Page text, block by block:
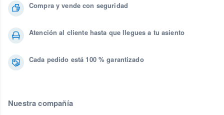
Compra y vende con seguridad
Atención al cliente hasta que llegues a tu asiento
Cada pedido está 100 % garantizado
Nuestra compañía